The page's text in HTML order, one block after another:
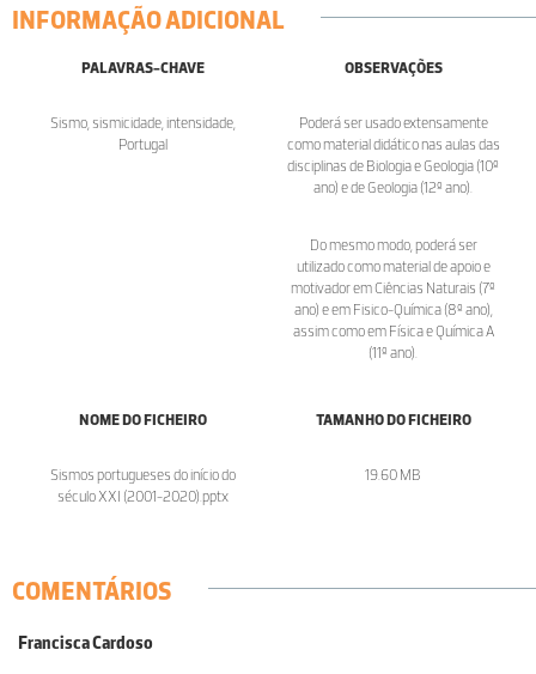
INFORMAÇÃO ADICIONAL
PALAVRAS-CHAVE
Sismo, sismicidade, intensidade,
Portugal
OBSERVAÇÕES
Poderá ser usado extensamente
como material didático nas aulas das
disciplinas de Biologia e Geologia (10º
ano) e de Geologia (12º ano).
Do mesmo modo, poderá ser
utilizado como material de apoio e
motivador em Ciências Naturais (7º
ano) e em Fisico-Química (8º ano),
assim como em Física e Química A
(11º ano).
NOME DO FICHEIRO
Sismos portugueses do início do
século XXI (2001-2020).pptx
TAMANHO DO FICHEIRO
19.60 MB
COMENTÁRIOS
Francisca Cardoso